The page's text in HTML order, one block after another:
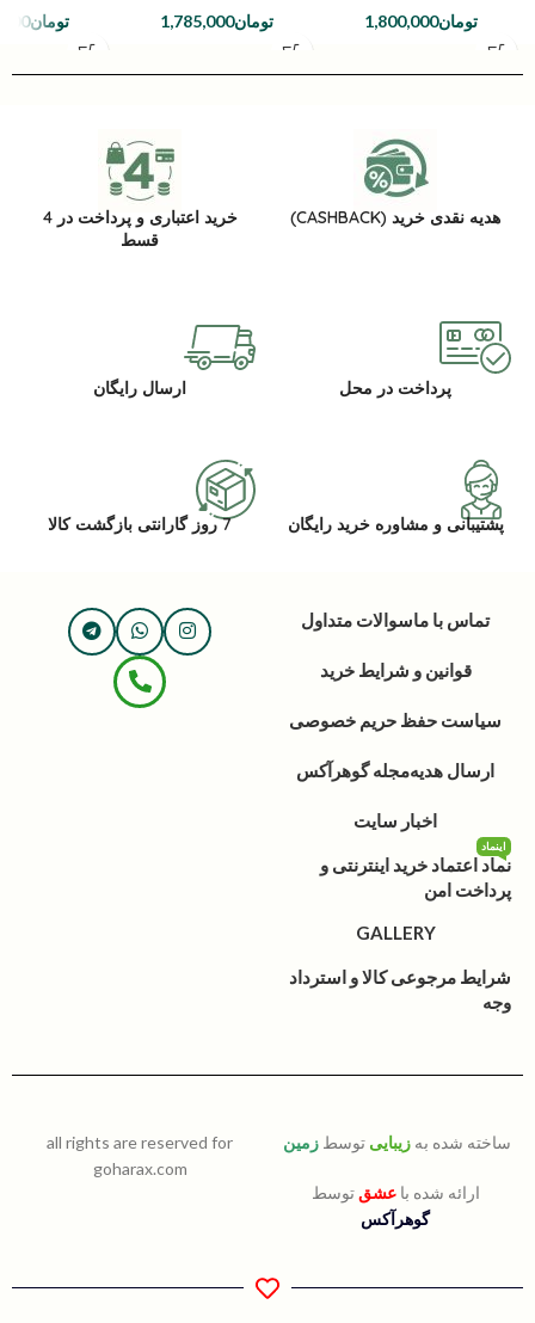
تومان1,800,000 تومان1,785,000 تومان
هدیه نقدی خرید (CASHBACK)
خرید اعتباری و پرداخت در 4
قسط
پرداخت در محل ارسال رایگان
پشتیبانی و مشاوره خرید رایگان 7 روز گارانتی بازگشت کالا
تماس با ماسوالات متداول
قوانین و شرایط خرید
سیاست حفظ حریم خصوصی
ارسال هدیهمجله گوهرآکس
اخبار سایت
نماد اعتماد خرید اینترنتی و
پرداخت امن
اینماد
GALLERY
شرایط مرجوعی کالا و استرداد
وجه
ساخته شده به زیبایی توسط زمین
ارائه شده باعشق توسط
گوهرآکس
all rights are reserved for
goharax.com